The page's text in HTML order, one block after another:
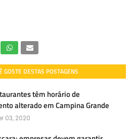
GOSTE DESTAS POSTAGENS
têm horário de
alterado em Campina Grande
03, 2020